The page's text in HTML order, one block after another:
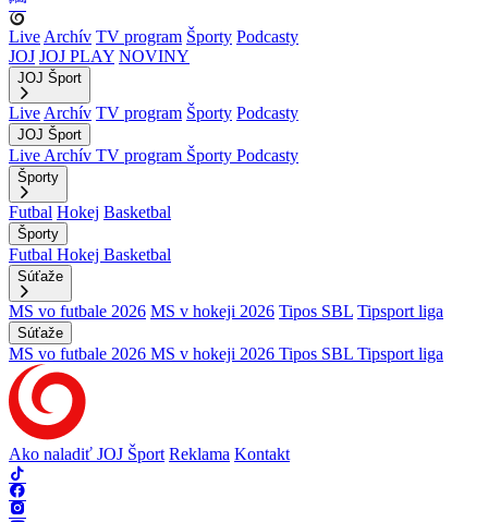
Live Archív TV program Športy Podcasty
JOJ JOJ PLAY NOVINY
JOJ Šport
Live Archív TV program Športy Podcasty
JOJ Šport
Live Archív TV program Športy Podcasty
Športy
Futbal Hokej Basketbal
Športy
Futbal Hokej Basketbal
Súťaže
MS vo futbale 2026 MS v hokeji 2026 Tipos SBL Tipsport liga
Súťaže
MS vo futbale 2026 MS v hokeji 2026 Tipos SBL Tipsport liga
Ako naladiť JOJ Šport Reklama Kontakt